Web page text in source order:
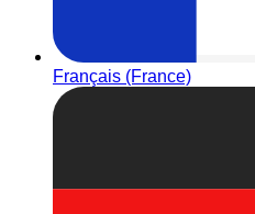
Français (France)